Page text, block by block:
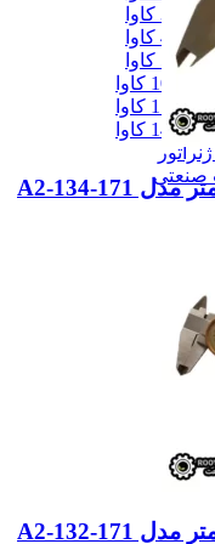
کاوا
کاوا
کاوا
کاوا
صنعتی